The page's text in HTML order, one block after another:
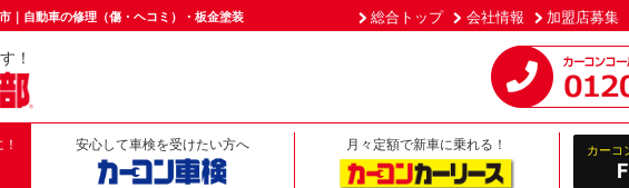
｜自動車の修理（傷・ヘコミ）・板金塗装 総合トップ 会社情報 加盟店募集
！
安心して車検を受けたい方へ 月々定額で新車に乗れる！ カーコ